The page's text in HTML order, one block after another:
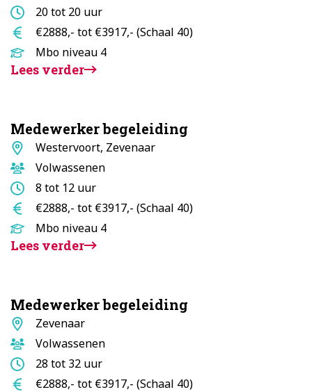
Aantal
uur
20 tot 20 uur
Salaris€2888,- tot €3917,- (Schaal 40)
Opleidingsniveau
Mbo niveau 4
Lees verder
Medewerker begeleiding
Standplaats
Westervoort, Zevenaar
Doelgroep
Volwassenen
Aantal
uur
8 tot 12 uur
Salaris€2888,- tot €3917,- (Schaal 40)
Opleidingsniveau
Mbo niveau 4
Lees verder
Medewerker begeleiding
Standplaats
Zevenaar
Doelgroep
Volwassenen
Aantal
uur
28 tot 32 uur
Salaris€2888,- tot €3917,- (Schaal 40)